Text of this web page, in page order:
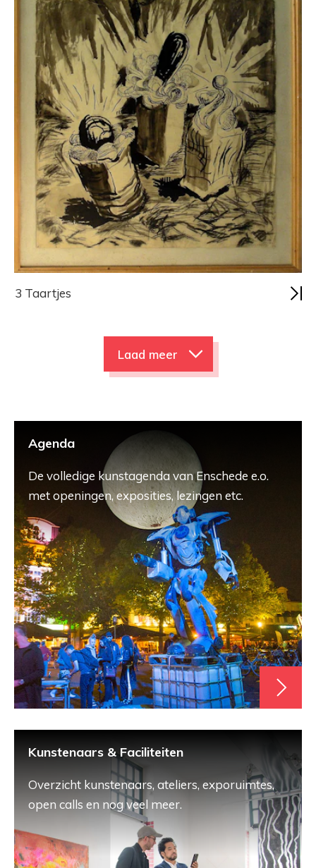
3 Taartjes
Laad meer
Agenda
De volledige kunstagenda van Enschede e.o.
met openingen, exposities, lezingen etc.
Kunstenaars & Faciliteiten
Overzicht kunstenaars, ateliers, exporuimtes,
open calls en nog veel meer.